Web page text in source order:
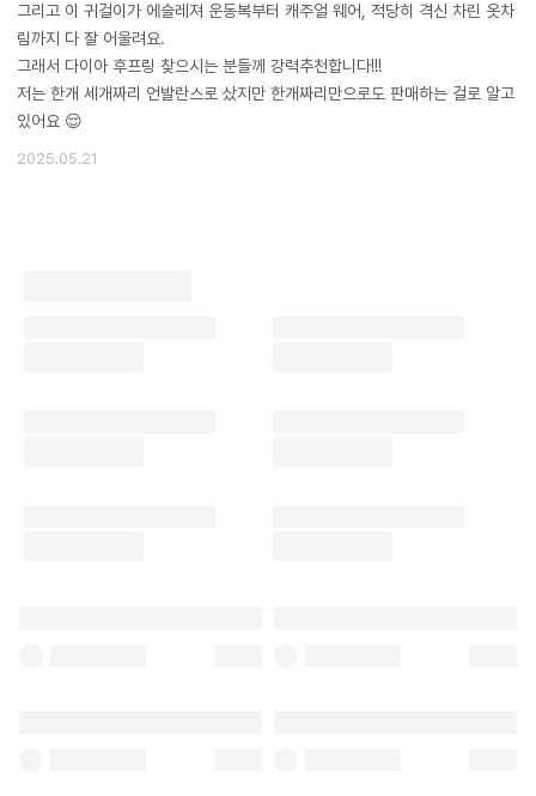
그리고 이 귀걸이가 에슬레져 운동복부터 캐주얼 웨어, 적당히 격신 차린 옷차
림까지 다 잘 어울려요.
그래서 다이아 후프링 찾으시는 분들께 강력추천합니다!!!
저는 한개 세개짜리 언발란스로 샀지만 한개짜리만으로도 판매하는 걸로 알고
있어요 😌
2025.05.21